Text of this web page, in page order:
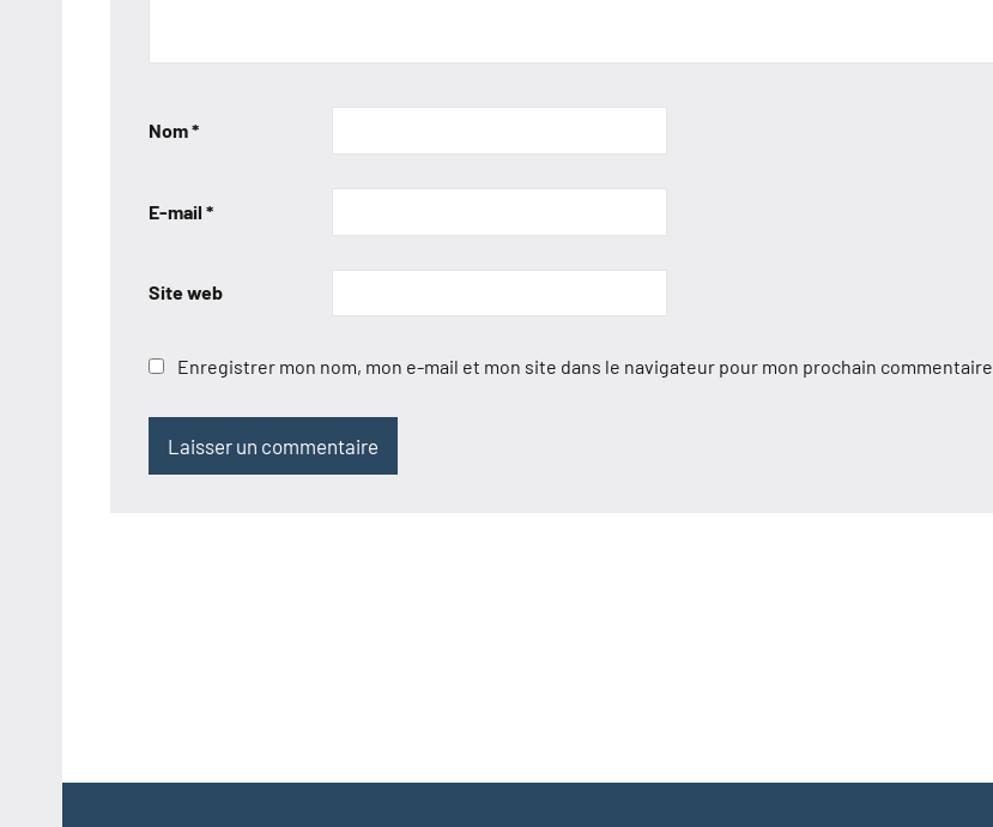
Nom*
E-mail *
Site web
Enregistrer mon nom, mon e-mail et mon site dans le navigateur pour mon prochain commentaire.